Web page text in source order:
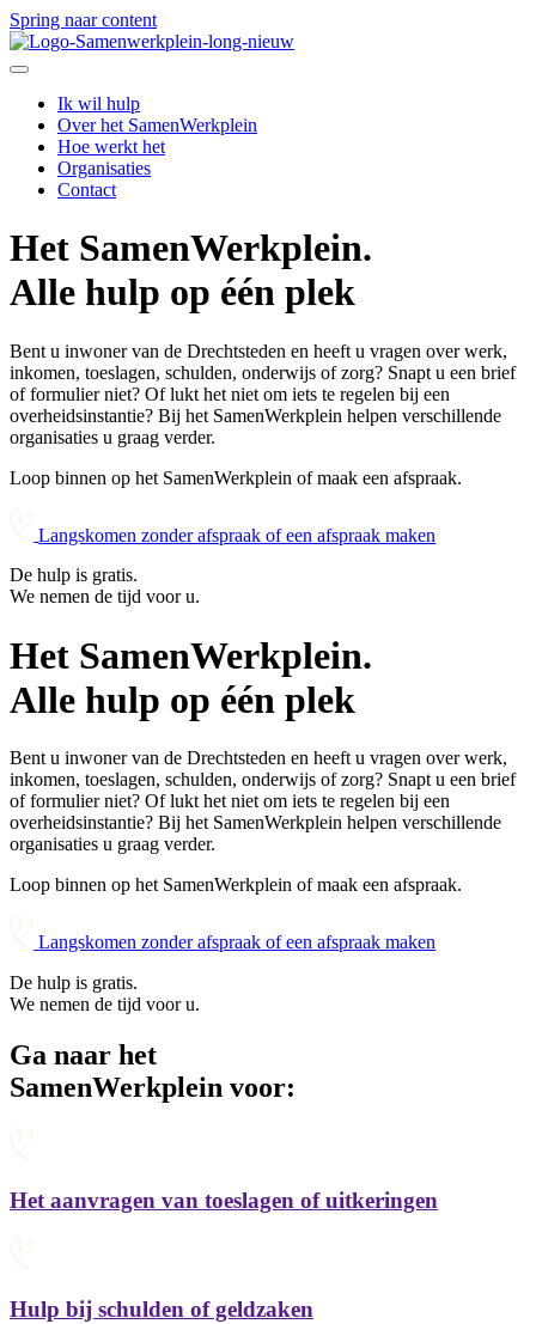
Spring naar content
Ik wil hulp
Over het SamenWerkplein
Hoe werkt het
Organisaties
Contact
Het SamenWerkplein.
Alle hulp op één plek
Bent u inwoner van de Drechtsteden en heeft u vragen over werk,
inkomen, toeslagen, schulden, onderwijs of zorg? Snapt u een brief
of formulier niet? Of lukt het niet om iets te regelen bij een
overheidsinstantie? Bij het SamenWerkplein helpen verschillende
organisaties u graag verder.
Loop binnen op het SamenWerkplein of maak een afspraak.
Langskomen zonder afspraak of een afspraak maken
De hulp is gratis.
We nemen de tijd voor u.
Het SamenWerkplein.
Alle hulp op één plek
Bent u inwoner van de Drechtsteden en heeft u vragen over werk,
inkomen, toeslagen, schulden, onderwijs of zorg? Snapt u een brief
of formulier niet? Of lukt het niet om iets te regelen bij een
overheidsinstantie? Bij het SamenWerkplein helpen verschillende
organisaties u graag verder.
Loop binnen op het SamenWerkplein of maak een afspraak.
Langskomen zonder afspraak of een afspraak maken
De hulp is gratis.
We nemen de tijd voor u.
Ga naar het
SamenWerkplein voor:
Het aanvragen van toeslagen of uitkeringen
Hulp bij schulden of geldzaken